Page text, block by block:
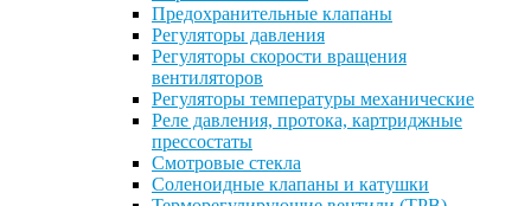
Предохранительные клапаны
Регуляторы давления
Регуляторы скорости вращения
вентиляторов
Регуляторы температуры механические
Реле давления, протока, картриджные
прессостаты
Смотровые стекла
Соленоидные клапаны и катушки